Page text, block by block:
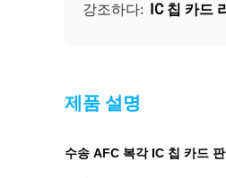
강조하다: IC 칩 카드
제품 설명
수송 AFC 복각 IC 칩 카드